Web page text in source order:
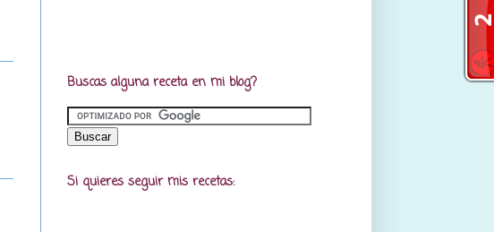
Buscas alguna receta en mi blog?
Si quieres seguir mis recetas: